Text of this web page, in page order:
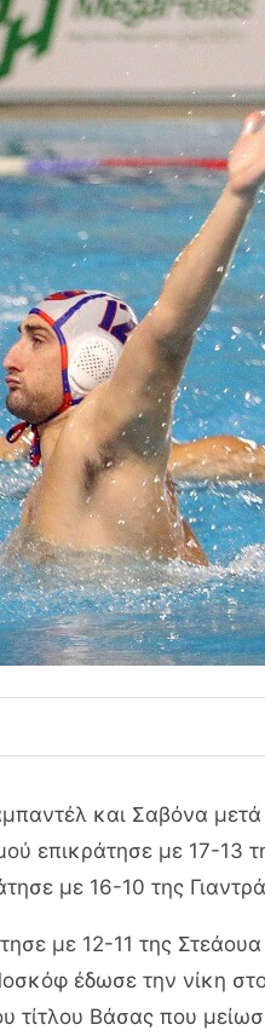
και Σαβόνα μετά
επικράτησε με 17-13
με 16-10 της
με 12-11 της
έδωσε την νίκη
τίτλου Βάσας που